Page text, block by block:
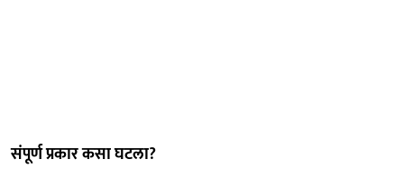
संपूर्ण प्रकार कसा घटला?